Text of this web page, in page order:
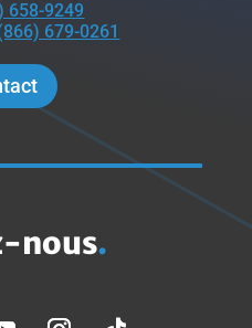
658-9249
679-0261
nous.